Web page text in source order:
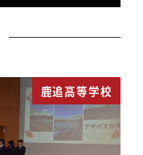
鹿追高等学校